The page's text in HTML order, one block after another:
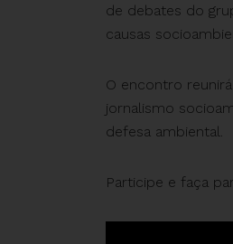
de debates do
causas
O encontro
jornalismo
defesa ambiental.
Participe e faça